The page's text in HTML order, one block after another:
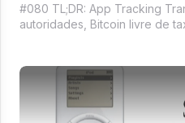
#080 TL;DR: App Tracking
autoridades, Bitcoin livre de
Crypto segurando o fôlego e